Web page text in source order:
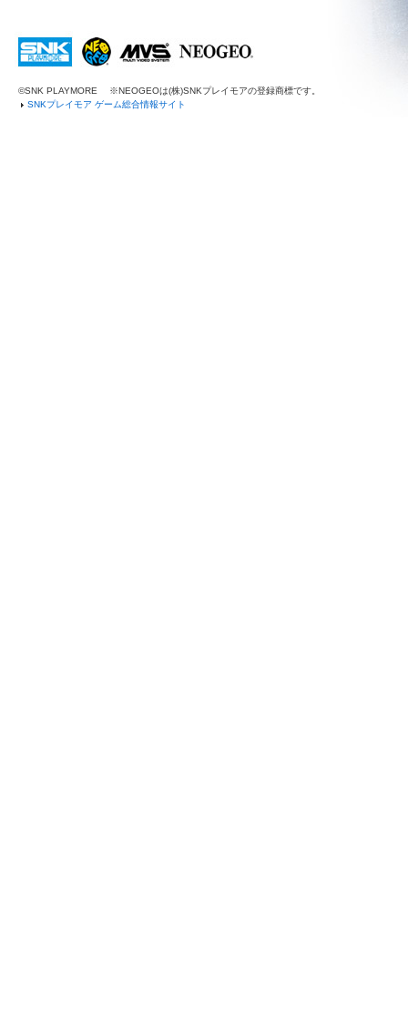
©SNK PLAYMORE
※NEOGEOは(株)SNKプレイモアの登録商標です。
SNKプレイモア ゲーム総合情報サイト